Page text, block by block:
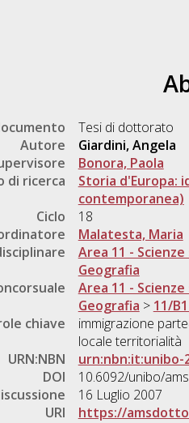
Tesi di dottorato
Autore
Giardini, Angela
Bonora, Paola
di ricerca
Storia d'Europa:
contemporanea)
Ciclo
18
Malatesta, Maria
Area 11 -
Geografia
Area 11 -
Geografia > 11/
chiave
immigrazione
locale territorialità
URN:NBN
urn:nbn:it:unibo-
DOI
10.6092/unibo/
16 Luglio 2007
URI
https://